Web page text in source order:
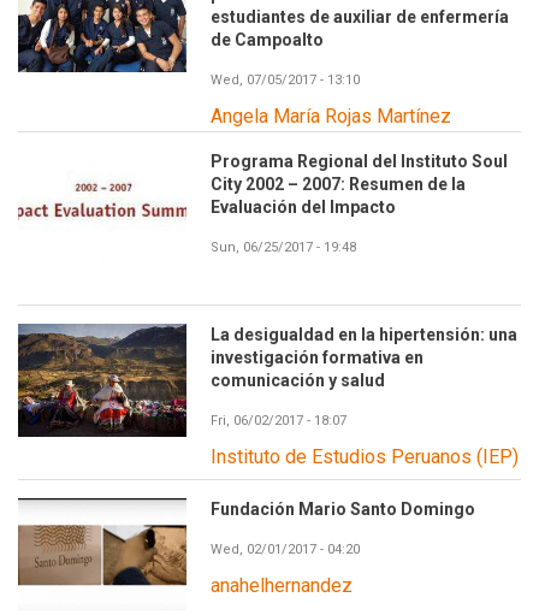
estudiantes de auxiliar de enfermería
de Campoalto
Wed, 07/05/2017 - 13:10
Angela María Rojas Martínez
Programa Regional del Instituto Soul
City 2002 – 2007: Resumen de la
Evaluación del Impacto
Sun, 06/25/2017 - 19:48
La desigualdad en la hipertensión: una
investigación formativa en
comunicación y salud
Fri, 06/02/2017 - 18:07
Instituto de Estudios Peruanos (IEP)
Fundación Mario Santo Domingo
Wed, 02/01/2017 - 04:20
anahelhernandez